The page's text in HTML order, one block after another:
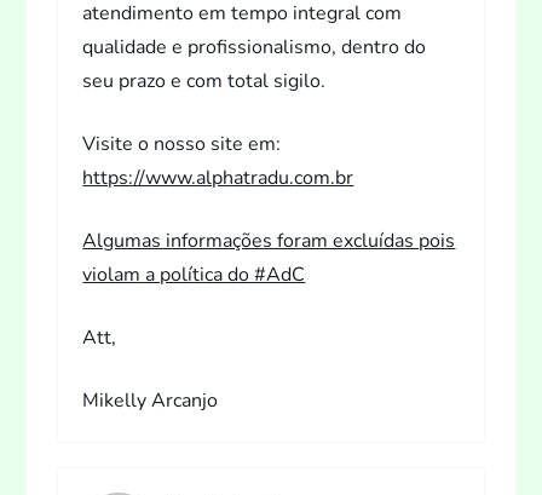
atendimento em tempo integral com
qualidade e profissionalismo, dentro do
seu prazo e com total sigilo.
Visite o nosso site em:
https://www.alphatradu.com.br
Algumas informações foram excluídas pois
violam a política do #AdC
Att,
Mikelly Arcanjo